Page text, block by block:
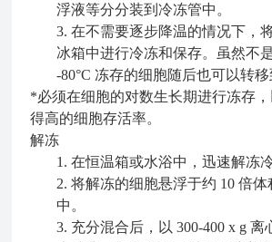
浮液等分分装到冷冻管中。
3. 在不需要逐步降温的情况下，
冰箱中进行冷冻和保存。虽然不
-80°C 冻存的细胞随后也可以转移
*必须在细胞的对数生长期进行冻存
得高的细胞存活率。
解冻
1. 在恒温箱或水浴中，迅速解冻
2. 将解冻的细胞悬浮于约 10 倍
中。
3. 充分混合后，以 300-400 x g 离